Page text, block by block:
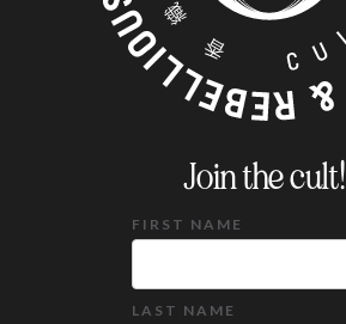
Join the cult!
FIRST NAME
LAST NAME